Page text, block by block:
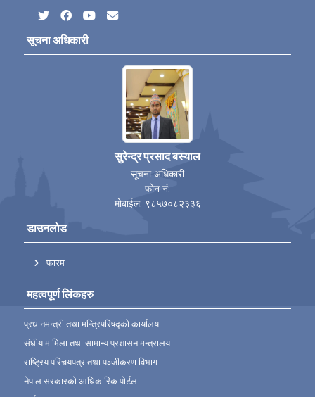
सूचना अधिकारी
सुरेन्द्र प्रसाद बस्याल
सूचना अधिकारी
फोन नं:
मोबाईल: ९८५७०८२३३६
डाउनलोड
फारम
महत्वपूर्ण लिंकहरु
प्रधानमन्त्री तथा मन्त्रिपरिषद्को कार्यालय
संघीय मामिला तथा सामान्य प्रशासन मन्त्रालय
राष्ट्रिय परिचयपत्र तथा पञ्‍जीकरण विभाग
नेपाल सरकारको आधिकारिक पोर्टल